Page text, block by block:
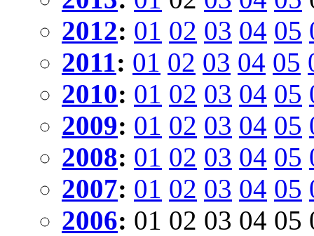
2012: 01 02 03 04 05
2011: 01 02 03 04 05
2010: 01 02 03 04 05
2009: 01 02 03 04 05
2008: 01 02 03 04 05
2007: 01 02 03 04 05
2006: 01 02 03 04 05